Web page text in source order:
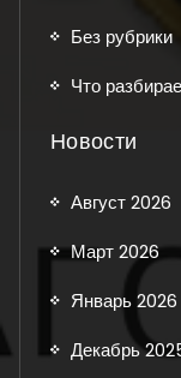
Без рубрики
Что
Новости
Август 2026
Март 2026
Январь 2026
Декабрь